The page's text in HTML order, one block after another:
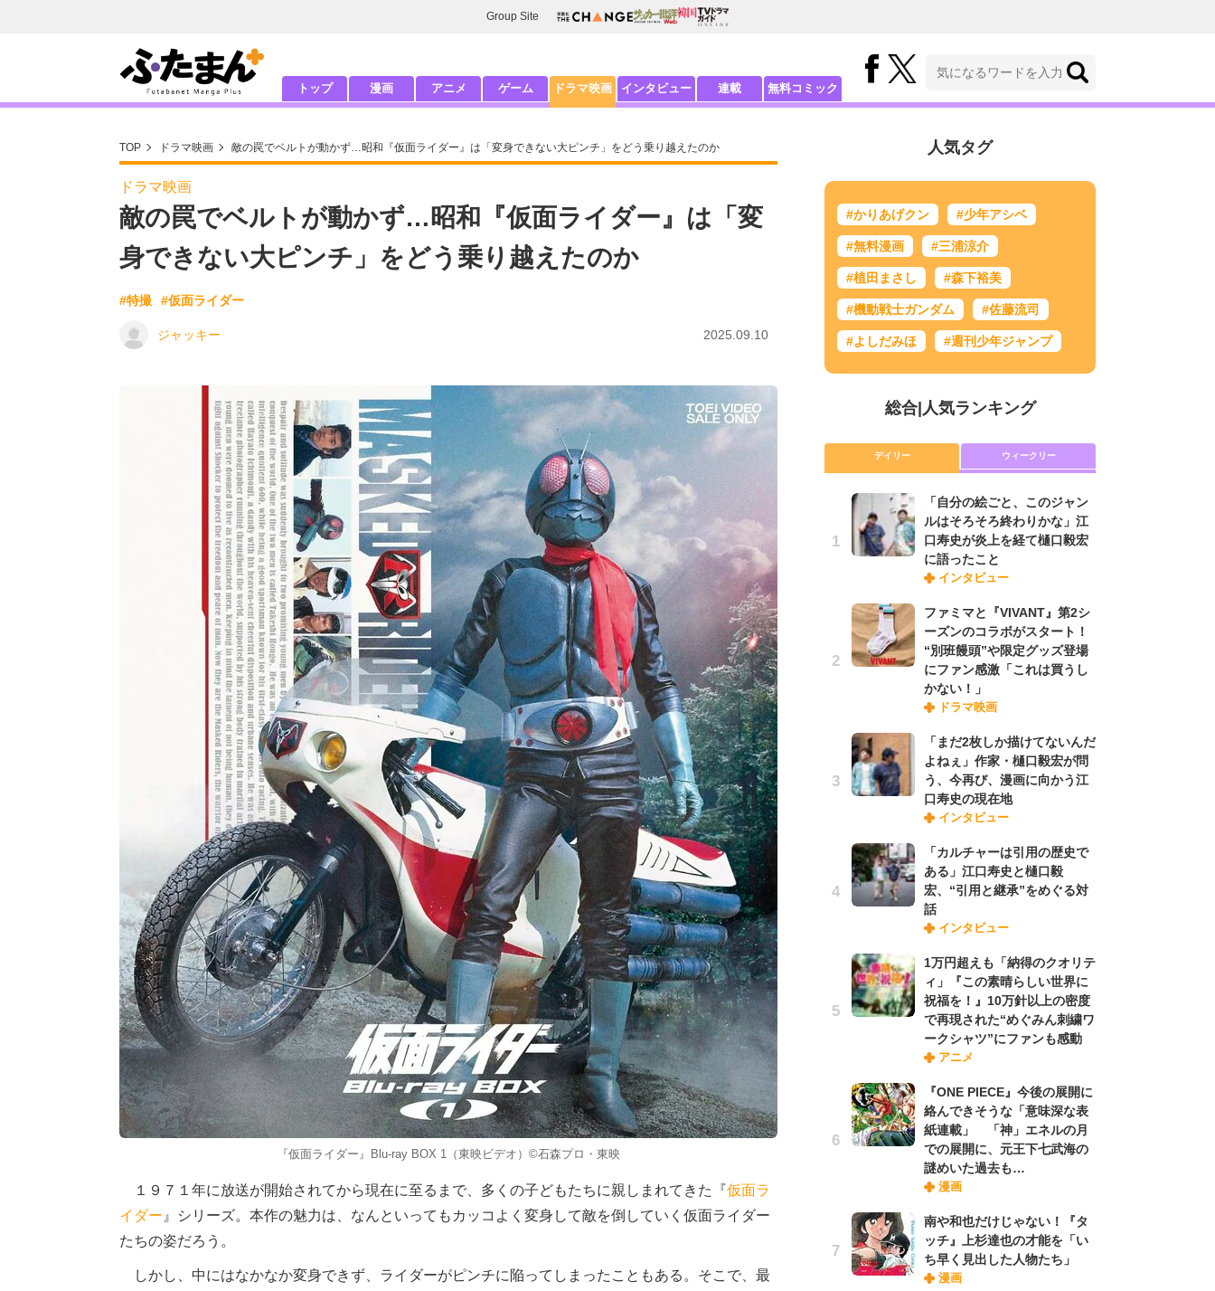
Group Site
トップ 漫画 アニメ ゲーム ドラマ映画 インタビュー 連載 無料コミック
TOP ドラマ映画 敵の罠でベルトが動かず…昭和『仮面ライダー』は「変身できない大ピンチ」をどう乗り越えたのか
ドラマ映画
敵の罠でベルトが動かず…昭和『仮面ライダー』は「変
身できない大ピンチ」をどう乗り越えたのか
#特撮 #仮面ライダー
ジャッキー 2025.09.10
『仮面ライダー』Blu-ray BOX 1（東映ビデオ）©石森プロ・東映
１９７１年に放送が開始されてから現在に至るまで、多くの子どもたちに親しまれてきた『仮面ラ
イダー 』シリーズ。本作の魅力は、なんといってもカッコよく変身して敵を倒していく仮面ライダー
たちの姿だろう。
しかし、中にはなかなか変身できず、ライダーがピンチに陥ってしまったこともある。そこで、最
人気タグ
#かりあげクン #少年アシベ
#無料漫画 #三浦涼介
#植田まさし #森下裕美
#機動戦士ガンダム #佐藤流司
#よしだみほ #週刊少年ジャンプ
総合| 人気ランキング
デイリー ウィークリー
「自分の絵ごと、このジャン
ルはそろそろ終わりかな」江
口寿史が炎上を経て樋口毅宏
に語ったこと
インタビュー
ファミマと『VIVANT』第2シ
ーズンのコラボがスタート！
“別班饅頭”や限定グッズ登場
にファン感激「これは買うし
かない！」
ドラマ映画
「まだ2枚しか描けてないんだ
よねぇ」作家・樋口毅宏が問
う、今再び、漫画に向かう江
口寿史の現在地
インタビュー
「カルチャーは引用の歴史で
ある」江口寿史と樋口毅
宏、“引用と継承”をめぐる対
話
インタビュー
1万円超えも「納得のクオリテ
ィ」『この素晴らしい世界に
祝福を！』10万針以上の密度
で再現された“めぐみん刺繍ワ
ークシャツ”にファンも感動
アニメ
『ONE PIECE』今後の展開に
絡んできそうな「意味深な表
紙連載」 「神」エネルの月
での展開に、元王下七武海の
謎めいた過去も…
漫画
南や和也だけじゃない！『タ
ッチ』上杉達也の才能を「い
ち早く見出した人物たち」
漫画